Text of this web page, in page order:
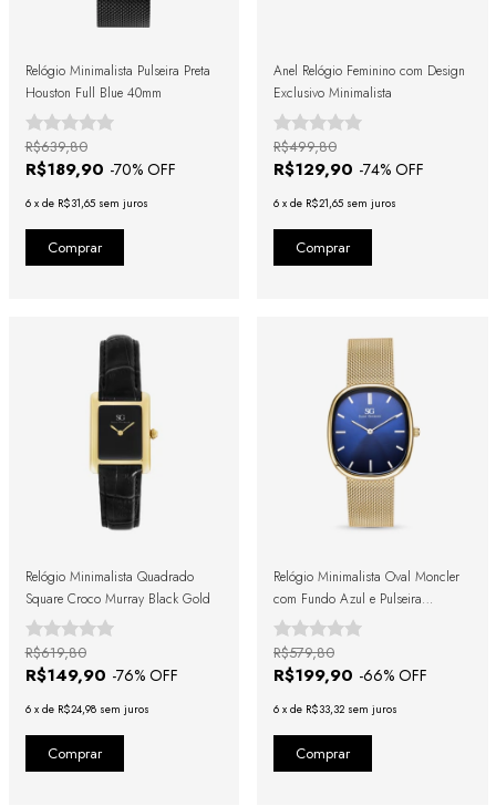
Relógio Minimalista Pulseira Preta
Houston Full Blue 40mm
R$189,90 -70% OFF
R$639,80
6 x de R$31,65 sem juros
Anel Relógio Feminino com Design
Exclusivo Minimalista
R$129,90 -74% OFF
R$499,80
6 x de R$21,65 sem juros
Relógio Minimalista Quadrado
Square Croco Murray Black Gold
R$149,90 -76% OFF
R$619,80
6 x de R$24,98 sem juros
Relógio Minimalista Oval Moncler
com Fundo Azul e Pulseira
Dourada
R$199,90 -66% OFF
R$579,80
6 x de R$33,32 sem juros